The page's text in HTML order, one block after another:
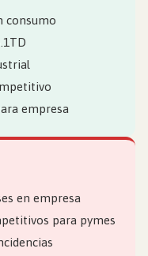
consumo
empresa
en empresa
para pymes